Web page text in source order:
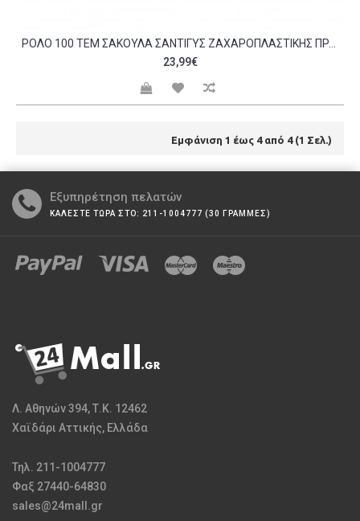
23,99€
Εμφάνιση 1 έως 4 από 4 (1 Σελ.)
Εξυπηρέτηση πελατών
ΚΑΛΕΣΤΕ ΤΩΡΑ ΣΤΟ: 211-1004777 (30 ΓΡΑΜΜΕΣ)
Λ. Αθηνών 394, Τ.Κ. 12462
Χαϊδάρι Αττικής, Ελλάδα
Τηλ. 211-1004777
Φαξ 27440-64830
sales@24mall.gr